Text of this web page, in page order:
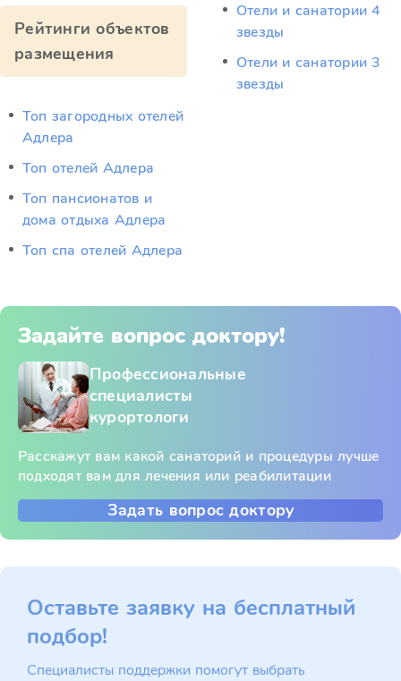
Рейтинги объектов
размещения
Топ загородных отелей
Адлера
Топ отелей Адлера
Топ пансионатов и
дома отдыха Адлера
Топ спа отелей Адлера
Отели и санатории 4
звезды
Отели и санатории 3
звезды
Задайте вопрос доктору!
Профессиональные
специалисты
курортологи
Расскажут вам какой санаторий и процедуры лучше
подходят вам для лечения или реабилитации
Задать вопрос доктору
Оставьте заявку на бесплатный
подбор!
Специалисты поддержки помогут выбрать